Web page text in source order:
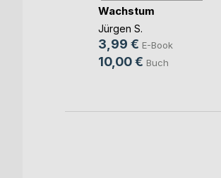
Wachstum
Jürgen S.
3,99 € E-Book
10,00 € Buch